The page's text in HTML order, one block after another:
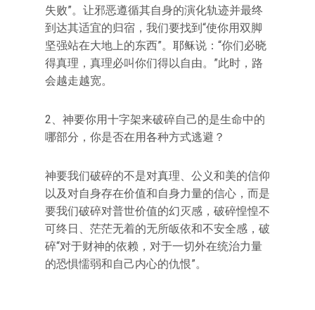
失败”。让邪恶遵循其自身的演化轨迹并最终
到达其适宜的归宿，我们要找到“使你用双脚
坚强站在大地上的东西”。耶稣说：“你们必晓
得真理，真理必叫你们得以自由。”此时，路
会越走越宽。
2、神要你用十字架来破碎自己的是生命中的
哪部分，你是否在用各种方式逃避？
神要我们破碎的不是对真理、公义和美的信仰
以及对自身存在价值和自身力量的信心，而是
要我们破碎对普世价值的幻灭感，破碎惶惶不
可终日、茫茫无着的无所皈依和不安全感，破
碎“对于财神的依赖，对于一切外在统治力量
的恐惧懦弱和自己内心的仇恨”。